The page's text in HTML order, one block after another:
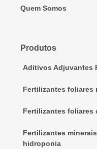
Quem Somos
Produtos
Aditivos Adjuvantes
Fertilizantes foliares
Fertilizantes foliares
Fertilizantes
hidroponia